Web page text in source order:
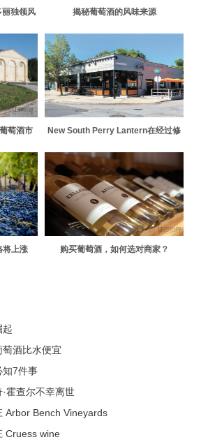
独领风
揭秘葡萄酒的风味来源
萄酒市
New South Perry Lantern在经过修
的美食和精酿啤酒
将上涨 购买葡萄酒，如何选对商家？
起
酒比水便宜
知7件事
霍查尔不幸离世
Arbor Bench Vineyards
Cruess wine